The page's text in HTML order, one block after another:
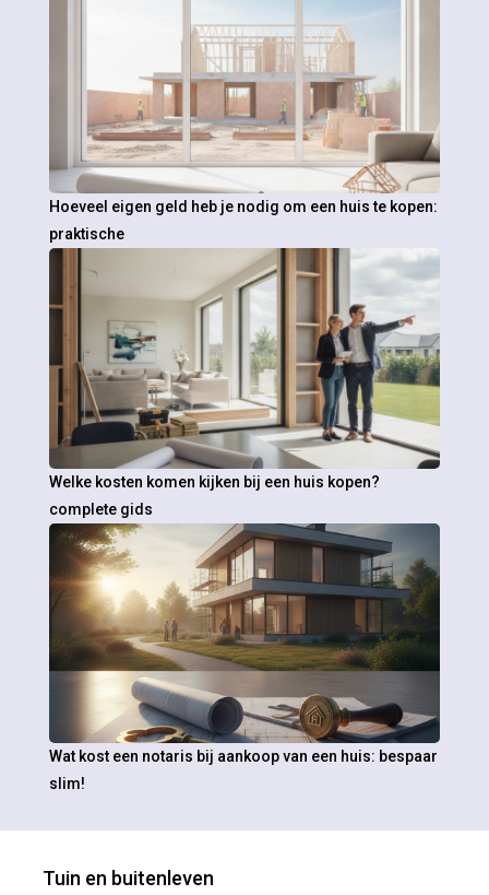
Hoeveel eigen geld heb je nodig om een huis te kopen:
praktische
Welke kosten komen kijken bij een huis kopen?
complete gids
Wat kost een notaris bij aankoop van een huis: bespaar
slim!
Tuin en buitenleven